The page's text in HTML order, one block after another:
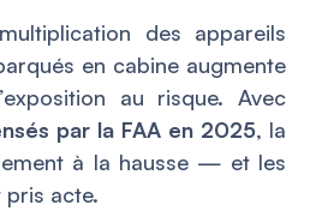
des appareils
en cabine augmente
au risque. Avec
par la FAA en 2025, la
à la hausse — et les
pris acte.